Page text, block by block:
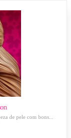
de pele com bons...